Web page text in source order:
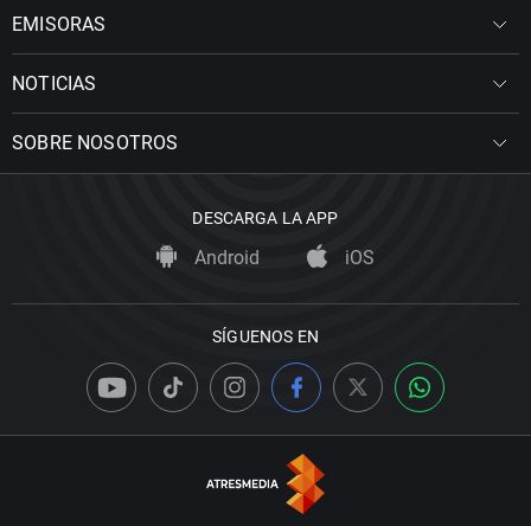
EMISORAS
NOTICIAS
SOBRE NOSOTROS
DESCARGA LA APP
Android iOS
SÍGUENOS EN